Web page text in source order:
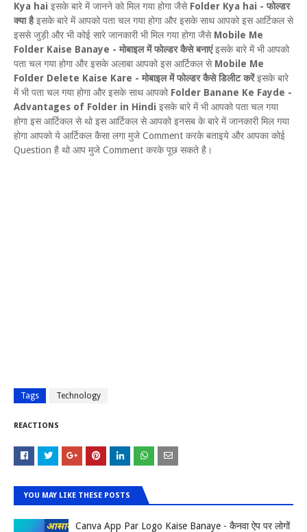
Kya hai इसके बारे में जानने को मिल गया होगा जैसे Folder Kya hai - फोल्डर
क्या हैइसके बारे में आपको पता चल गया होगा और इसके साथ आपको इस आर्टिकल से
इससे जुड़ी और भी कोई सारे जानकारी भी मिल गया होगा जैसे Mobile Me
Folder Kaise Banaye - मोबाइल में फोल्डर कैसे बनाएंइसके बारे में भी आपको
पता चल गया होगा और इसके अलाबा आपको इस आर्टिकल से Mobile Me
Folder Delete Kaise Kare - मोबाइल में फोल्डर कैसे डिलीट करेंइसके बारे
में भी पता चल गया होगा और इसके साथ आपको Folder Banane Ke Fayde -
Advantages of Folder in Hindi इसके बारे में भी आपको पता चल गया
होगा इस आर्टिकल से थो इस आर्टिकल से आपको इनसब के बारे में जानकारी मिल गया
होगा आपको ये आर्टिकल कैसा लगा मुजे Comment करके बताइये और आपका कोई
Question है थो आप मुजे Comment करके पूछ सकते है।
Tags Technology
REACTIONS
YOU MAY LIKE THESE POSTS
Canva App Par Logo Kaise Banaye - कैनवा ऐप पर लोगों